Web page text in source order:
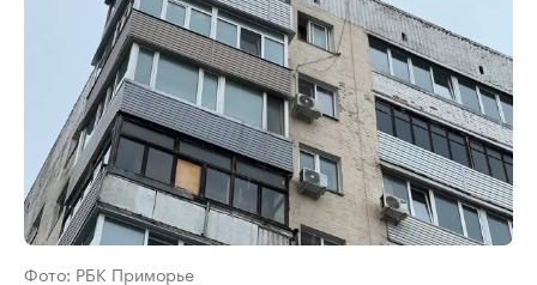
Фото: РБК Приморье